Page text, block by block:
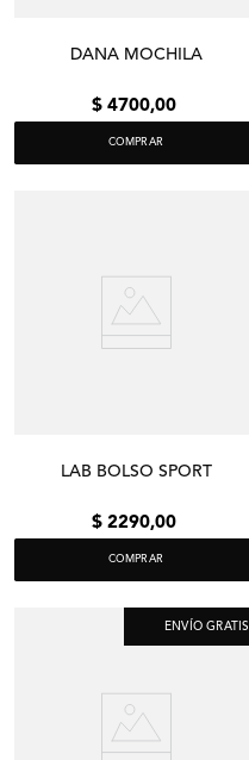
DANA MOCHILA
$ 4700,00
COMPRAR
LAB BOLSO SPORT
$ 2290,00
COMPRAR
ENVÍO GRATIS